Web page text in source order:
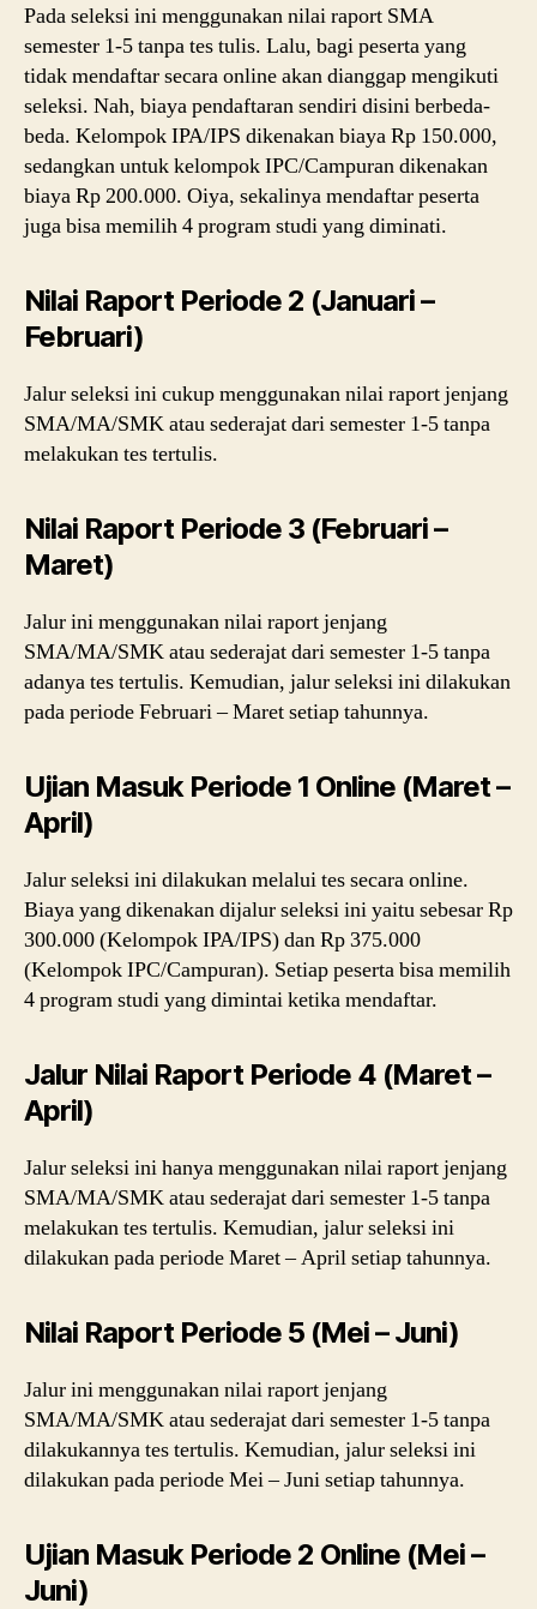
Pada seleksi ini menggunakan nilai raport SMA
semester 1-5 tanpa tes tulis. Lalu, bagi peserta yang
tidak mendaftar secara online akan dianggap mengikuti
seleksi. Nah, biaya pendaftaran sendiri disini berbeda-
beda. Kelompok IPA/IPS dikenakan biaya Rp 150.000,
sedangkan untuk kelompok IPC/Campuran dikenakan
biaya Rp 200.000. Oiya, sekalinya mendaftar peserta
juga bisa memilih 4 program studi yang diminati.
Nilai Raport Periode 2 (Januari –
Februari)
Jalur seleksi ini cukup menggunakan nilai raport jenjang
SMA/MA/SMK atau sederajat dari semester 1-5 tanpa
melakukan tes tertulis.
Nilai Raport Periode 3 (Februari –
Maret)
Jalur ini menggunakan nilai raport jenjang
SMA/MA/SMK atau sederajat dari semester 1-5 tanpa
adanya tes tertulis. Kemudian, jalur seleksi ini dilakukan
pada periode Februari – Maret setiap tahunnya.
Ujian Masuk Periode 1 Online (Maret –
April)
Jalur seleksi ini dilakukan melalui tes secara online.
Biaya yang dikenakan dijalur seleksi ini yaitu sebesar Rp
300.000 (Kelompok IPA/IPS) dan Rp 375.000
(Kelompok IPC/Campuran). Setiap peserta bisa memilih
4 program studi yang dimintai ketika mendaftar.
Jalur Nilai Raport Periode 4 (Maret –
April)
Jalur seleksi ini hanya menggunakan nilai raport jenjang
SMA/MA/SMK atau sederajat dari semester 1-5 tanpa
melakukan tes tertulis. Kemudian, jalur seleksi ini
dilakukan pada periode Maret – April setiap tahunnya.
Nilai Raport Periode 5 (Mei – Juni)
Jalur ini menggunakan nilai raport jenjang
SMA/MA/SMK atau sederajat dari semester 1-5 tanpa
dilakukannya tes tertulis. Kemudian, jalur seleksi ini
dilakukan pada periode Mei – Juni setiap tahunnya.
Ujian Masuk Periode 2 Online (Mei –
Juni)